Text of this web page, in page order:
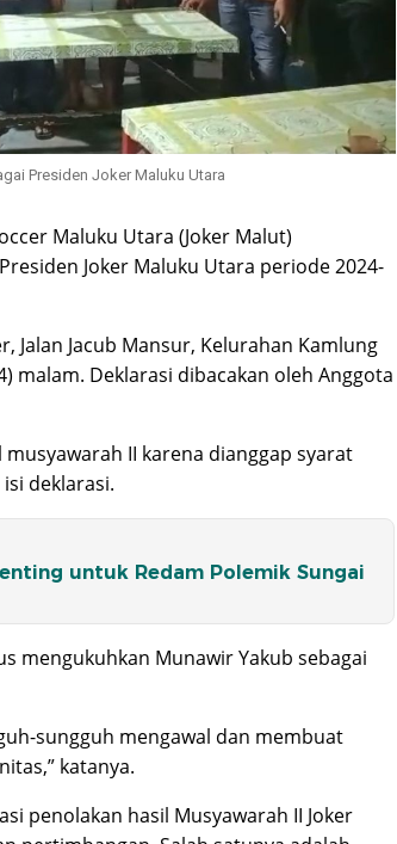
Presiden Joker Maluku Utara
Maluku Utara (Joker Malut)
Joker Maluku Utara periode 2024-
Jalan Jacub Mansur, Kelurahan Kamlung
malam. Deklarasi dibacakan oleh Anggota
II karena dianggap syarat
deklarasi.
untuk Redam Polemik Sungai
mengukuhkan Munawir Yakub sebagai
sungguh mengawal dan membuat
katanya.
penolakan hasil Musyawarah II Joker